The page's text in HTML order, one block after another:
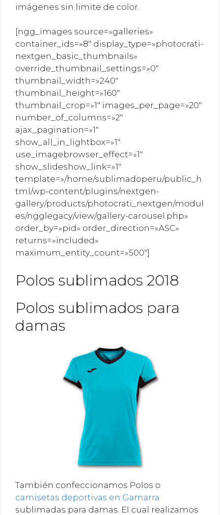
imágenes sin limite de color.
[ngg_images source=»galleries»
container_ids=»8″ display_type=»photocrati-
nextgen_basic_thumbnails»
override_thumbnail_settings=»0″
thumbnail_width=»240″
thumbnail_height=»160″
thumbnail_crop=»1″ images_per_page=»20″
number_of_columns=»2″
ajax_pagination=»1″
show_all_in_lightbox=»1″
use_imagebrowser_effect=»1″
show_slideshow_link=»1″
template=»/home/sublimadoperu/public_h
tml/wp-content/plugins/nextgen-
gallery/products/photocrati_nextgen/modul
es/ngglegacy/view/gallery-carousel.php»
order_by=»pid» order_direction=»ASC»
returns=»included»
maximum_entity_count=»500″]
Polos sublimados 2018
Polos sublimados para
damas
También confeccionamos Polos o
camisetas deportivas en Gamarra
sublimadas para damas. El cual realizamos